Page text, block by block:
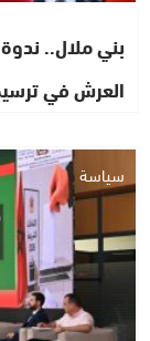
بني ملال..
العرش في
سياسة